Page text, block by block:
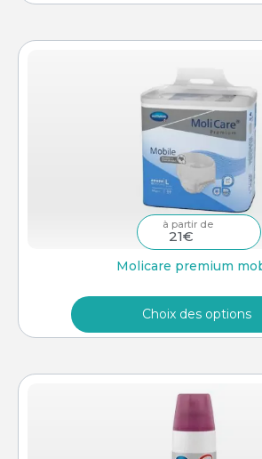
Molicare premium
21€ –
Choix des options